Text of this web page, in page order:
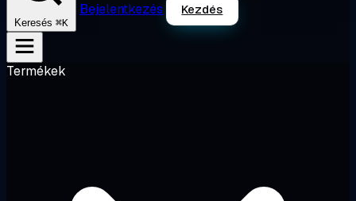
Keresés ⌘K
Bejelentkezés Kezdés
Termékek